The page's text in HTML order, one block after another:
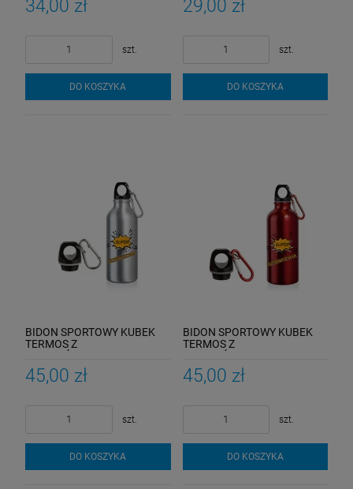
34,00 zł
szt.
DO KOSZYKA
29,00 zł
szt.
DO KOSZYKA
BIDON SPORTOWY KUBEK
TERMOS Z
SUPER DZIEWCZYNA
45,00 zł
szt.
DO KOSZYKA
BIDON SPORTOWY KUBEK
TERMOS Z
SUPER DZIEWCZYNA
45,00 zł
szt.
DO KOSZYKA